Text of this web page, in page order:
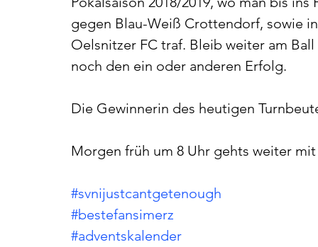
gegen Blau-Weiß Crottendorf, sowie
Oelsnitzer FC traf. Bleib weiter am
noch den ein oder anderen Erfolg.
Die Gewinnerin des heutigen
Morgen früh um 8 Uhr gehts weiter mit
#svnijustcantgetenough
#bestefansimerz
#adventskalender